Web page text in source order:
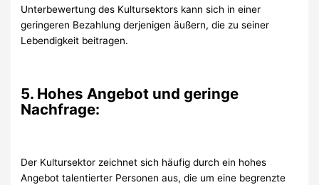
Unterbewertung des Kultursektors kann sich in einer
geringeren Bezahlung derjenigen äußern, die zu seiner
Lebendigkeit beitragen.
5. Hohes Angebot und geringe
Nachfrage:
Der Kultursektor zeichnet sich häufig durch ein hohes
Angebot talentierter Personen aus, die um eine begrenzte